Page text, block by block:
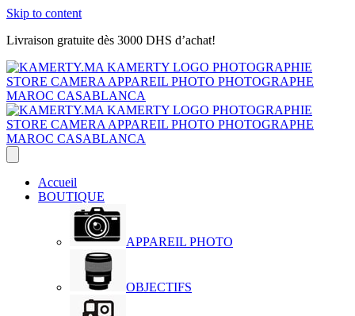
Skip to content
Livraison gratuite dès 3000 DHS d’achat!
Accueil
BOUTIQUE
APPAREIL PHOTO
OBJECTIFS